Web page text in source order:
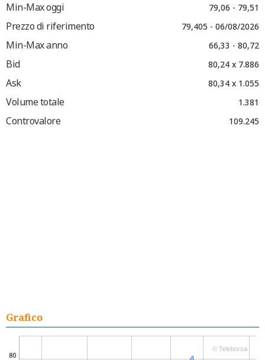
Min-Max oggi 79,06 - 79,51
Prezzo di riferimento 79,405 - 06/08/2026
Min-Max anno 66,33 - 80,72
Bid 80,24 x 7.886
Ask 80,34 x 1.055
Volume totale 1.381
Controvalore 109.245
Grafico
80
© Teleborsa